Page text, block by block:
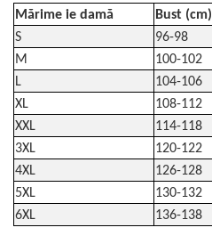
Mărime ie damă Bust (cm)
S
96-98
M
100-102
L
104-106
XL
108-112
XXL
114-118
3XL
120-122
4XL
126-128
5XL
130-132
6XL
136-138